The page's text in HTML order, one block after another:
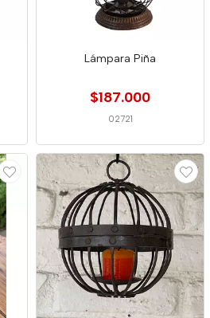
Lámpara Piña
$187.000
02721